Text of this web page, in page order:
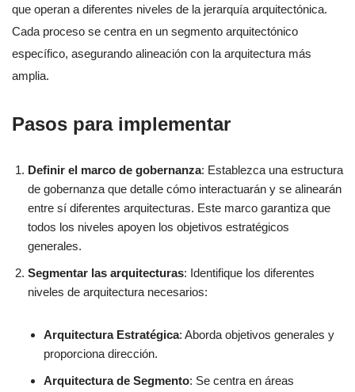
que operan a diferentes niveles de la jerarquía arquitectónica.
Cada proceso se centra en un segmento arquitectónico
específico, asegurando alineación con la arquitectura más
amplia.
Pasos para implementar
Definir el marco de gobernanza: Establezca una estructura
de gobernanza que detalle cómo interactuarán y se alinearán
entre sí diferentes arquitecturas. Este marco garantiza que
todos los niveles apoyen los objetivos estratégicos
generales.
Segmentar las arquitecturas: Identifique los diferentes
niveles de arquitectura necesarios:
Arquitectura Estratégica: Aborda objetivos generales y
proporciona dirección.
Arquitectura de Segmento: Se centra en áreas